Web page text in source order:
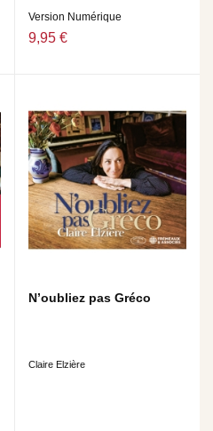
Version Numérique
9,95 €
N’oubliez pas Gréco
Claire Elzière